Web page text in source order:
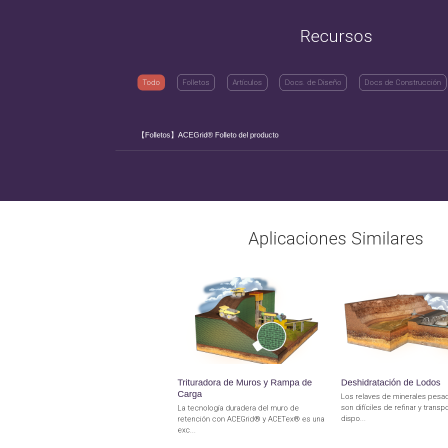
Recursos
Todo Folletos Artículos Docs. de Diseño Docs de Construcción
【Folletos】ACEGrid® Folleto del producto
Aplicaciones Similares
Trituradora de Muros y Rampa de
Carga
La tecnología duradera del muro de
retención con ACEGrid® y ACETex® es una
exc...
Deshidratación de Lodos
Los relaves de minerales
son difíciles de refinar y
dispo...